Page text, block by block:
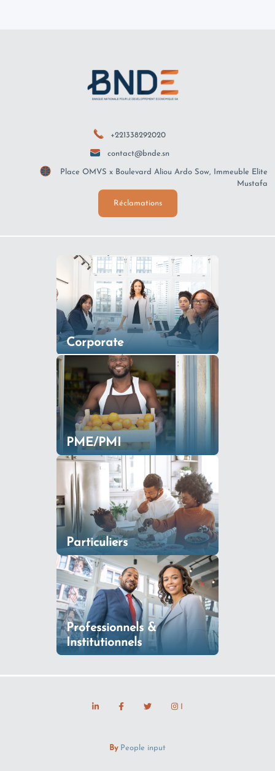
+221338292020
contact@bnde.sn
Place OMVS x Boulevard Aliou Ardo Sow, Immeuble Elite
Mustafa
Réclamations
Corporate
PME/PMI
Particuliers
Professionnels &
Institutionnels
By People input